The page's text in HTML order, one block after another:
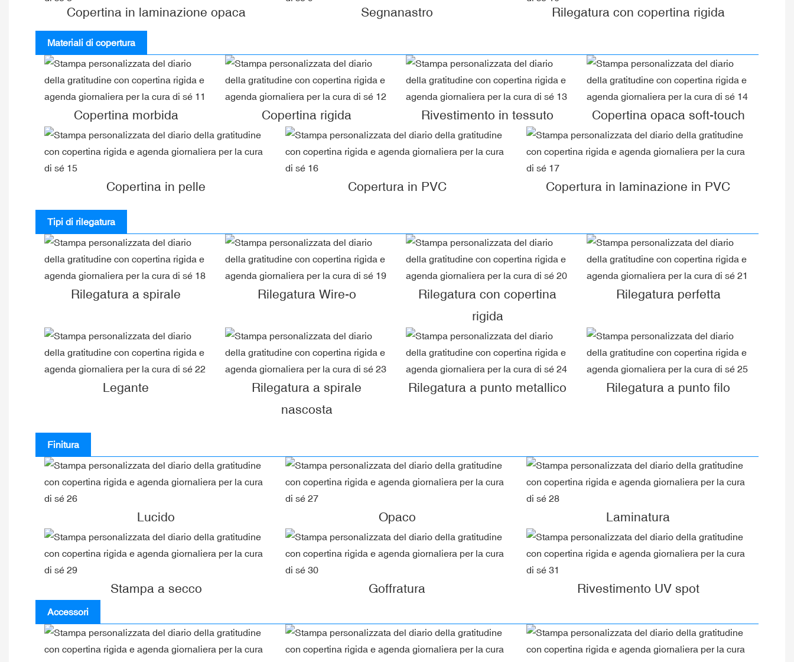
Copertina in laminazione opaca Segnanastro Rilegatura con copertina rigida
Materiali di copertura
Copertina morbida Copertina rigida Rivestimento in tessuto Copertina opaca soft-touch
Copertina in pelle Copertura in PVC Copertura in laminazione in PVC
Tipi di rilegatura
Rilegatura a spirale Rilegatura Wire-o
Rilegatura con copertina
rigida
Rilegatura perfetta
Legante
Rilegatura a spirale
nascosta
Rilegatura a punto metallico Rilegatura a punto filo
Finitura
Lucido Opaco Laminatura
Stampa a secco Goffratura Rivestimento UV spot
Accessori